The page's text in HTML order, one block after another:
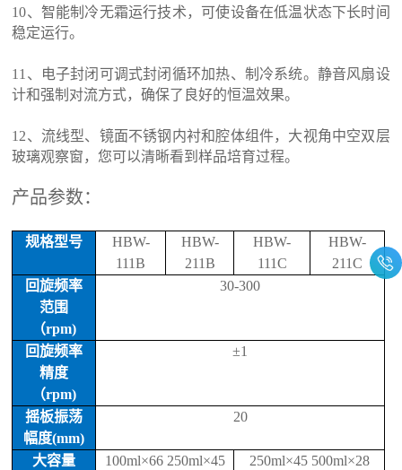
10、智能制冷无霜运行技术，可使设备在低温状态下长时间
稳定运行。
11 、电子封闭可调式封闭循环加热、制冷系统。静音风扇设
计和强制对流方式，确保了良好的恒温效果。
12、流线型、镜面不锈钢内衬和腔体组件，大视角中空双层
玻璃观察窗，您可以清晰看到样品培育过程。
产品参数：
规格型号
HBW-
111B
HBW-
211B
HBW-
111C
HBW-
211C
回旋频率
范围
（rpm)
30-300
回旋频率
精度
（rpm)
±1
摇板振荡
幅度(mm)
20
大容量
100ml×66 250ml×45
250ml×45 500ml×28